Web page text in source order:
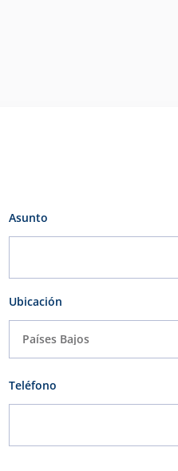
Asunto
Ubicación
Teléfono